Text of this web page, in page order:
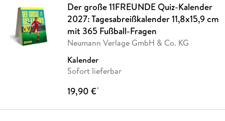
Der große 11FREUNDE Quiz-Kalender
2027: Tagesabreißkalender 11,8x15,9 cm
mit 365 Fußball-Fragen
Neumann Verlage GmbH & Co. KG
Kalender
Sofort lieferbar
19,90 €*